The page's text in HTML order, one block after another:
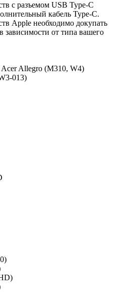
с разъемом USB Type-C
кабель Type-C.
Apple необходимо докупать
зависимости от типа вашего
Allegro (M310, W4)
013)